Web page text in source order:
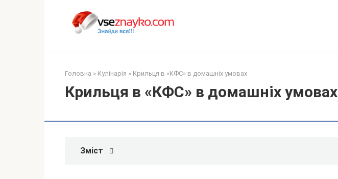
Головна » Кулінарія » Крильця в «КФС» в домашніх умовах
Крильця в «КФС» в домашніх умовах
Зміст